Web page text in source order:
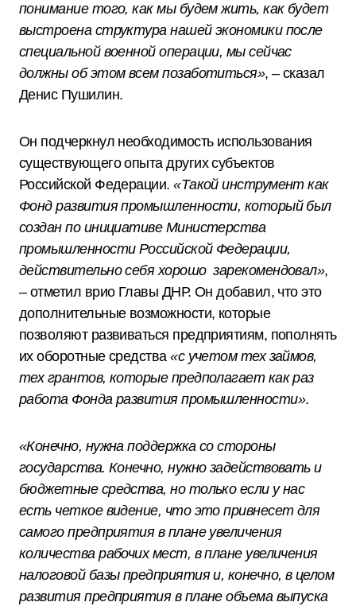
понимание того, как мы будем жить, как будет
выстроена структура нашей экономики после
специальной военной операции, мы сейчас
должны об этом всем позаботиться», – сказал
Денис Пушилин.
Он подчеркнул необходимость использования
существующего опыта других субъектов
Российской Федерации.«Такой инструмент как
Фонд развития промышленности, который был
создан по инициативе Министерства
промышленности Российской Федерации,
действительно себя хорошо зарекомендовал»,
– отметил врио Главы ДНР. Он добавил, что это
дополнительные возможности, которые
позволяют развиваться предприятиям, пополнять
их оборотные средства«с учетом тех займов,
тех грантов, которые предполагает как раз
работа Фонда развития промышленности».
«Конечно, нужна поддержка со стороны
государства. Конечно, нужно задействовать и
бюджетные средства, но только если у нас
есть четкое видение, что это привнесет для
самого предприятия в плане увеличения
количества рабочих мест, в плане увеличения
налоговой базы предприятия и, конечно, в целом
развития предприятия в плане объема выпуска